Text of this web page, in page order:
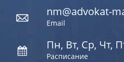
nm@advokat-
Email
Пн, Вт, Ср, Чт,
Расписание